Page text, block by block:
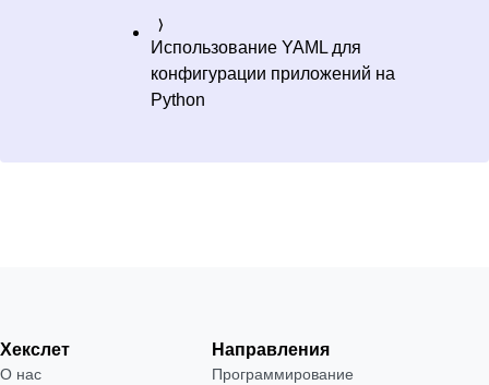
Использование YAML для
конфигурации приложений на
Python
Хекслет
О нас
Направления
Программирование